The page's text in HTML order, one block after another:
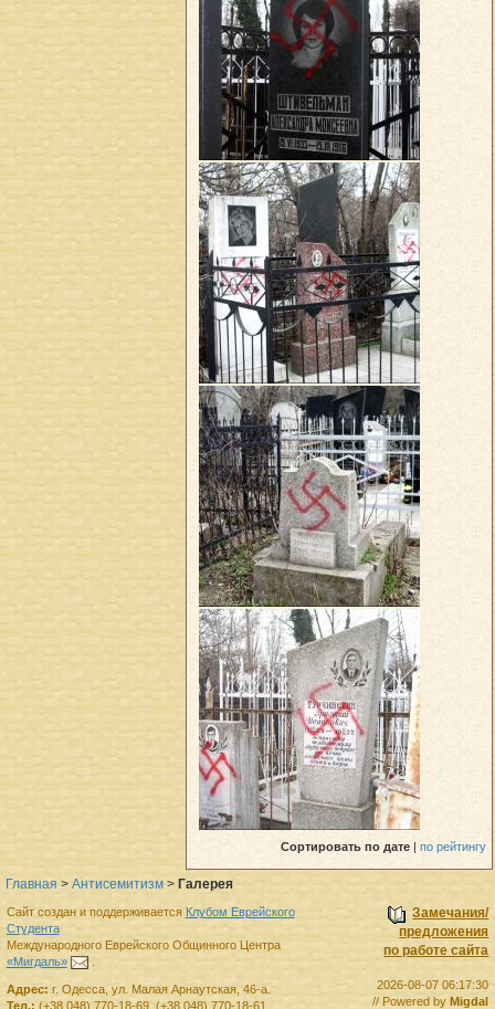
Сортировать по дате | по рейтингу
Главная > Антисемитизм > Галерея
Замечания/
предложения
по работе сайта
2026-08-07 06:17:30
// Powered by Migdal
Сайт создан и поддерживается Клубом Еврейского
Студента
Международного Еврейского Общинного Центра
«Мигдаль»
Адрес: г. Одесса, ул. Малая Арнаутская, 46-а.
Тел.: (+38 048) 770-18-69, (+38 048) 770-18-61